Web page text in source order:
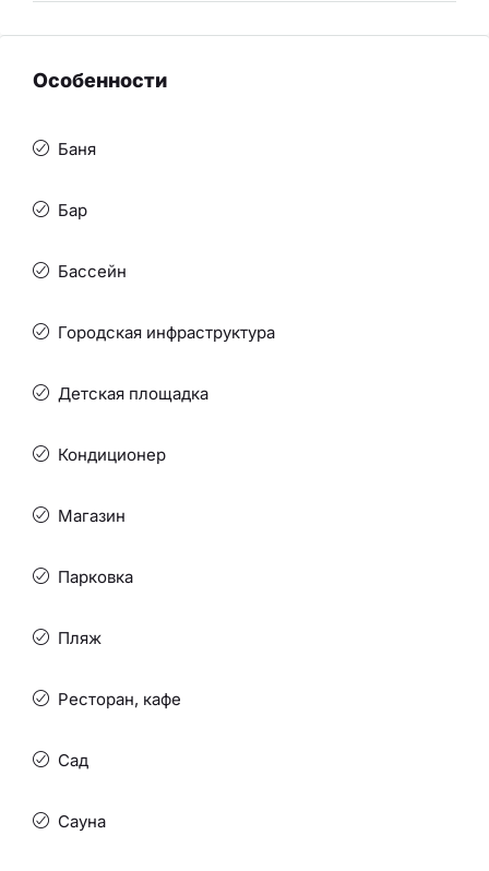
Особенности
Баня
Бар
Бассейн
Городская инфраструктура
Детская площадка
Кондиционер
Магазин
Парковка
Пляж
Ресторан, кафе
Сад
Сауна